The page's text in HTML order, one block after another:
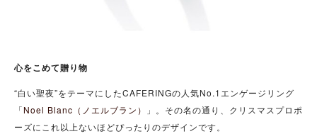
心をこめて贈り物
“白い聖夜”をテーマにしたCAFERINGの人気No.1エンゲージリング
「Noel Blanc（ノエルブラン）
」。その名の通り、クリスマスプロポ
ーズにこれ以上ないほどぴったりのデザインです。